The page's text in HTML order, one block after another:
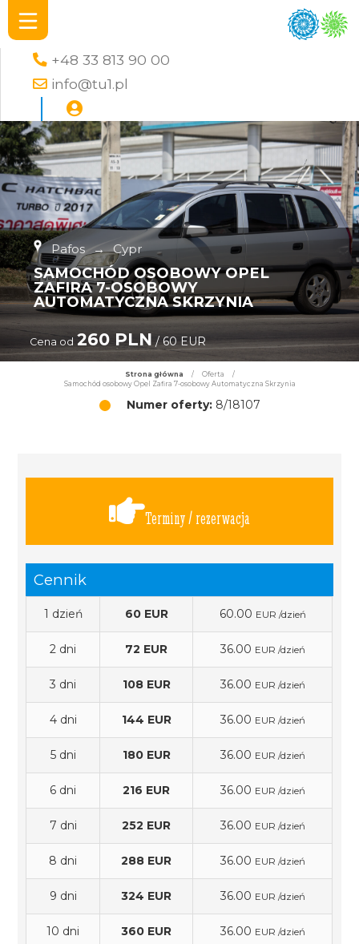
+48 33 813 90 00
info@tu1.pl
Pafos → Cypr
SAMOCHÓD OSOBOWY OPEL
ZAFIRA 7-OSOBOWY
AUTOMATYCZNA SKRZYNIA
Cena od 260 PLN/ 60 EUR
Strona główna / Oferta
/
Samochód osobowy Opel Zafira 7-osobowy Automatyczna Skrzynia
Numer oferty:8/18107
Terminy / rezerwacja
Cennik
1 dzień 60 EUR 60.00 EUR /dzień
2 dni 72 EUR 36.00 EUR /dzień
3 dni 108 EUR 36.00 EUR /dzień
4 dni 144 EUR 36.00 EUR /dzień
5 dni 180 EUR 36.00 EUR /dzień
6 dni 216 EUR 36.00 EUR /dzień
7 dni 252 EUR 36.00 EUR /dzień
8 dni 288 EUR 36.00 EUR /dzień
9 dni 324 EUR 36.00 EUR /dzień
10 dni 360 EUR 36.00 EUR /dzień